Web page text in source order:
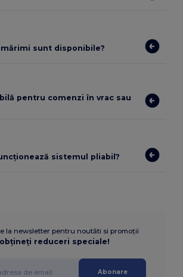
mărimi sunt disponibile?
pentru comenzi în vrac sau
sistemul pliabil?
la newsletter pentru noutăti si promoții
reduceri speciale!
Abonare